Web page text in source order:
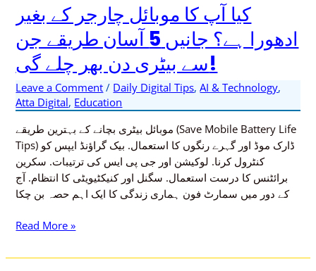
کیا آپ کا موبائل چارجر کے بغیر
ادھورا ہے؟ جانیں 5 آسان طریقے جن
سے بیٹری دن بھر چلے گی!
Leave a Comment / Daily Digital Tips,AI & Technology,
Atta Digital, Education
موبائل بیٹری بچانے کے بہترین طریقے (Save Mobile Battery Life
Tips) ڈارک موڈ اور گہرے رنگوں کا استعمال. بیک گراؤنڈ ایپس کو
کنٹرول کرنا. لوکیشن اور جی پی ایس کی ترتیبات. سکرین
برائٹنس کا درست استعمال. سگنل اور کنیکٹیویٹی کا انتظام. آج
کے دور میں سمارٹ فون ہماری زندگی کا ایک اہم حصہ بن چکا
آپ
کا
موبائل
چارجر
کے
بغیر
ادھورا
ہے؟
جانیں
5
آسان
طریقے
جن
Read More »